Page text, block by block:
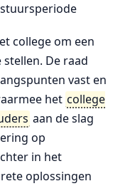
college om een
De raad
vast en
het college
aan de slag
op
in het
oplossingen